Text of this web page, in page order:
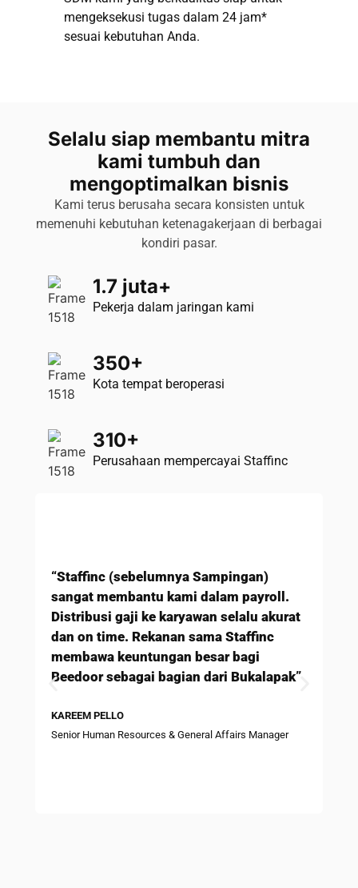
mengeksekusi tugas dalam 24 jam*
sesuai kebutuhan Anda.
Selalu siap membantu mitra
kami tumbuh dan
mengoptimalkan bisnis
Kami terus berusaha secara konsisten untuk
memenuhi kebutuhan ketenagakerjaan di berbagai
kondiri pasar.
1.7 juta+​
Pekerja dalam jaringan kami​
350+
Kota tempat beroperasi
310+
Perusahaan mempercayai Staffinc
“Staffinc (sebelumnya Sampingan)
sangat membantu kami dalam payroll.
Distribusi gaji ke karyawan selalu akurat
dan on time. Rekanan sama Staffinc
membawa keuntungan besar bagi
Beedoor sebagai bagian dari Bukalapak”
KAREEM PELLO
Senior Human Resources & General Affairs Manager